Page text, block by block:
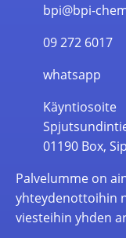
bpi@bpi-
09 272 6017
whatsapp
Käyntiosoite
01190 Box,
Palvelumme on
yhteydenottoihin
viesteihin yhden